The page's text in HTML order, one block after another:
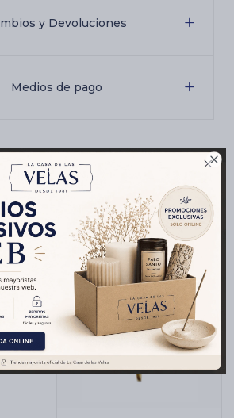

y Devoluciones
Medios de pago
que te pueden interesar